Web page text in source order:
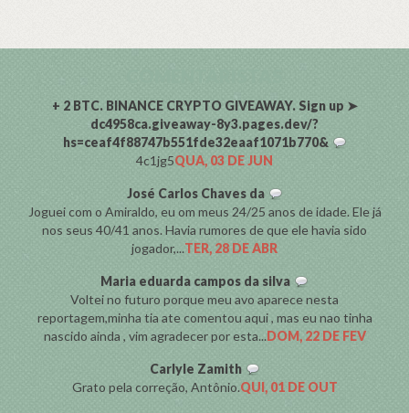
+ 2 BTC. BINANCE CRYPTO GIVEAWAY. Sign up ➤
dc4958ca.giveaway-8y3.pages.dev/?
hs=ceaf4f88747b551fde32eaaf1071b770&
4c1jg5QUA, 03 DE JUN
José Carlos Chaves da
Joguei com o Amiraldo, eu om meus 24/25 anos de idade. Ele já
nos seus 40/41 anos. Havia rumores de que ele havia sido
jogador,...TER, 28 DE ABR
Maria eduarda campos da silva
Voltei no futuro porque meu avo aparece nesta
reportagem,minha tia ate comentou aqui , mas eu nao tinha
nascido ainda , vim agradecer por esta...DOM, 22 DE FEV
Carlyle Zamith
Grato pela correção, Antônio.QUI, 01 DE OUT